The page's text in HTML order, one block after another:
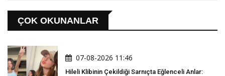
ÇOK OKUNANLAR
07-08-2026 11:46
Hileli Klibinin Çekildiği Sarnıçta Eğlenceli Anlar: